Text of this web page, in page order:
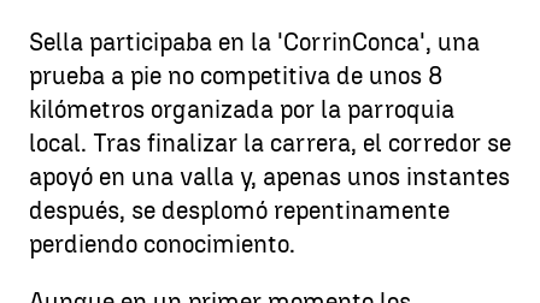
Sella participaba en la 'CorrinConca', una
prueba a pie no competitiva de unos 8
kilómetros organizada por la parroquia
local. Tras finalizar la carrera, el corredor se
apoyó en una valla y, apenas unos instantes
después, se desplomó repentinamente
perdiendo conocimiento.